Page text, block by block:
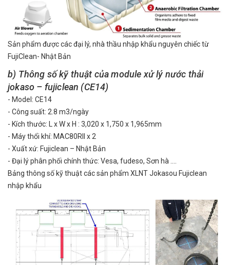
Sản phẩm được các đại lý, nhà thầu nhập khẩu nguyên chiếc từ
FujiClean- Nhật Bản
b) Thông số kỹ thuật của module xử lý nước thải
jokaso – fujiclean (CE14)
- Model: CE14
- Công suất: 2.8 m3/ngày
- Kích thước: L x W x H : 3,020 x 1,750 x 1,965mm
- Máy thổi khí: MAC80RII x 2
- Xuất xứ: Fujiclean – Nhật Bản
- Đại lý phân phối chính thức: Vesa, fudeso, Sơn hà ....
Bảng thông số kỹ thuật các sản phẩm XLNT Jokasou Fujiclean
nhập khẩu